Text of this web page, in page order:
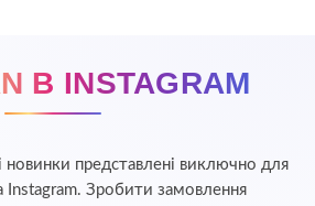
В INSTAGRAM
новинки представлені виключно для
Instagram. Зробити замовлення